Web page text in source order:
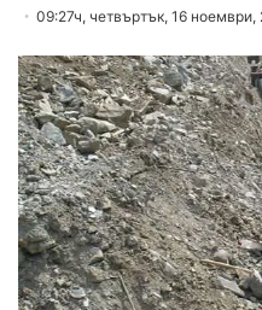
09:27ч, четвъртък, 16 ноември,